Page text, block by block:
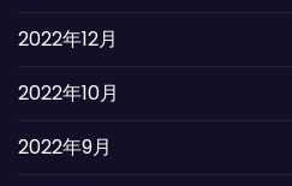
2022年12月
2022年10月
2022年9月